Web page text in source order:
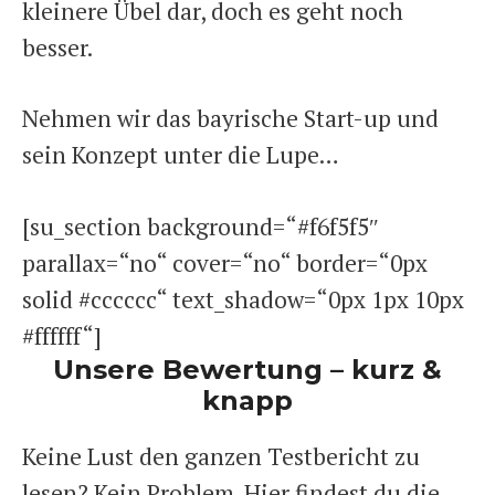
kleinere Übel dar, doch es geht noch
besser.
Nehmen wir das bayrische Start-up und
sein Konzept unter die Lupe…
[su_section background=“#f6f5f5″
parallax=“no“ cover=“no“ border=“0px
solid #cccccc“ text_shadow=“0px 1px 10px
#ffffff“]
Unsere Bewertung – kurz &
knapp
Keine Lust den ganzen Testbericht zu